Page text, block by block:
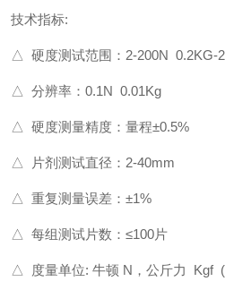
技术指标:
△ 硬度测试范围：2-200N 0.2KG-
△ 分辨率：0.1N 0.01Kg
△ 硬度测量精度：量程±0.5%
△ 片剂测试直径：2-40mm
△ 重复测量误差：±1%
△ 每组测试片数：≤100片
△ 度量单位: 牛顿 N，公斤力 Kgf